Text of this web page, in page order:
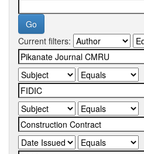
Current filters: